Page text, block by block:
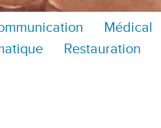
Médical
Restauration